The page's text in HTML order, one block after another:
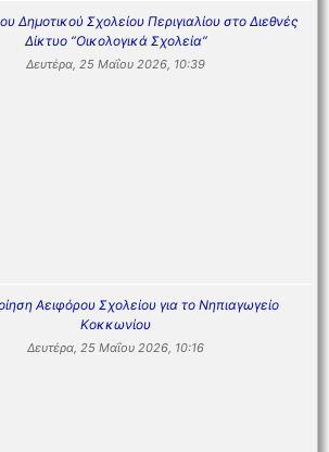
Δημοτικού Σχολείου Περιγιαλίου στο Διεθνές
Δίκτυο “Οικολογικά Σχολεία”
Δευτέρα, 25 Μαΐου 2026, 10:39
Αειφόρου Σχολείου για το Νηπιαγωγείο
Κοκκωνίου
Δευτέρα, 25 Μαΐου 2026, 10:16